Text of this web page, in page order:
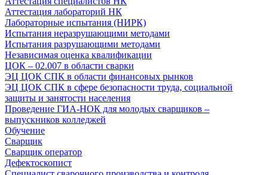
Аттестация лабораторий НК
Лабораторные испытания (НИРК)
Испытания неразрушающими методами
Испытания разрушающими методами
Независимая оценка квалификации
ЦОК – 02.007 в области сварки
ЭЦ ЦОК СПК в области финансовых рынков
ЭЦ ЦОК СПК в сфере безопасности труда, социальной
защиты и занятости населения
Проведение ГИА-НОК для молодых сварщиков –
выпускников колледжей
Обучение
Сварщик
Сварщик оператор
Дефектоскопист